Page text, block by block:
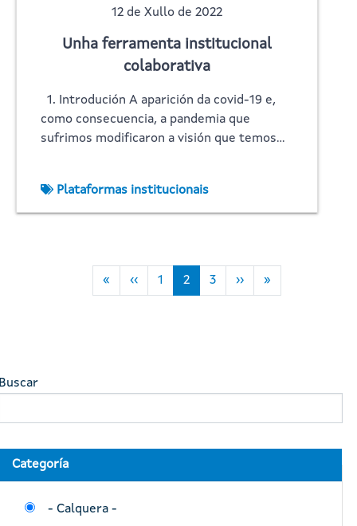
Categoría
- Calquera -
12 de Xullo de 2022
Unha ferramenta institucional
colaborativa
1. Introdución A aparición da covid-19 e,
como consecuencia, a pandemia que
sufrimos modificaron a visión que temos…
Plataformas institucionais
Paxinación
First page
« Páxina anterior
‹‹ Page
1 Páxina actual
2 Page
3 Páxina Seguinte
›› Last page
»